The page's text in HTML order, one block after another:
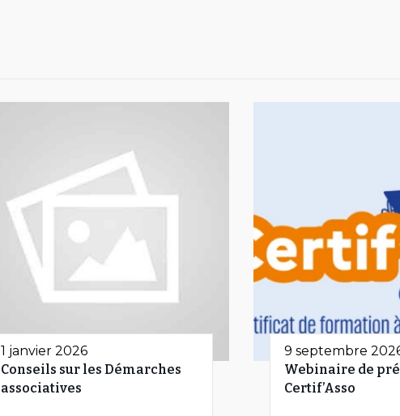
1 janvier 2026
Conseils sur les Démarches
associatives
9 septembre
Webinaire de
Certif’Asso